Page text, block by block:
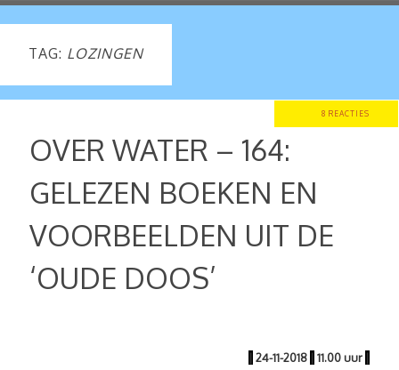
TAG: LOZINGEN
8 REACTIES
OVER WATER – 164:
GELEZEN BOEKEN EN
VOORBEELDEN UIT DE
‘OUDE DOOS’
| 24-11-2018 | 11.00 uur |